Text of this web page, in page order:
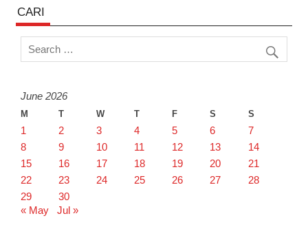
CARI
June 2026
M T W T F S S
1 2 3 4 5 6
7
8
9 10 11 12 13
14
15
16 17 18 19 20
21
22
23 24 25 26 27
28
29
30
« May
Jul »